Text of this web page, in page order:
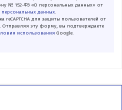
№ 152-ФЗ «О персональных данных» от
данных.
reCAPTCHA для защиты пользователей от
Отправляя эту форму, вы подтверждаете
использования Google.